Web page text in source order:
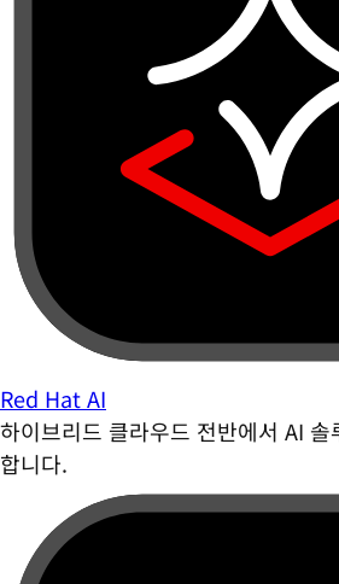
Red Hat AI
하이브리드 클라우드 전반에서 AI
합니다.